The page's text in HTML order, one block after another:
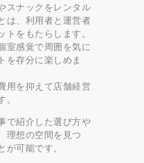
スナックをレンタル
は、利用者と運営者
をもたらします。
室感覚で周囲を気に
を存分に楽しめま
用を抑えて店舗経営
で紹介した選び方や
理想の空間を見つ
可能です。